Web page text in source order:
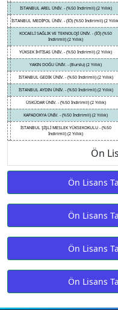
İSTANBUL AREL ÜNİV. - (%50 İndirimli) (2 Yıllık)
İSTANBUL MEDİPOL ÜNİV. - (İÖ) (%50 İndirimli) (2
KOCAELİ SAĞLIK VE TEKNOLOJİ ÜNİV. - (İÖ) (%50
İndirimli) (2 Yıllık)
YÜKSEK İHTİSAS ÜNİV. - (%50 İndirimli) (2 Yıllık)
YAKIN DOĞU ÜNİV. - (Burslu) (2 Yıllık)
İSTANBUL GEDİK ÜNİV. - (%50 İndirimli) (2 Yıllık)
İSTANBUL AYDIN ÜNİV. - (%50 İndirimli) (2 Yıllık)
ÜSKÜDAR ÜNİV. - (%50 İndirimli) (2 Yıllık)
KAPADOKYA ÜNİV. - (%50 İndirimli) (2 Yıllık)
İSTANBUL ŞİŞLİ MESLEK YÜKSEKOKULU - (%50
İndirimli) (2 Yıllık)
Ön
Ön Lisans
Ön Lisans
Ön Lisans
Ön Lisans